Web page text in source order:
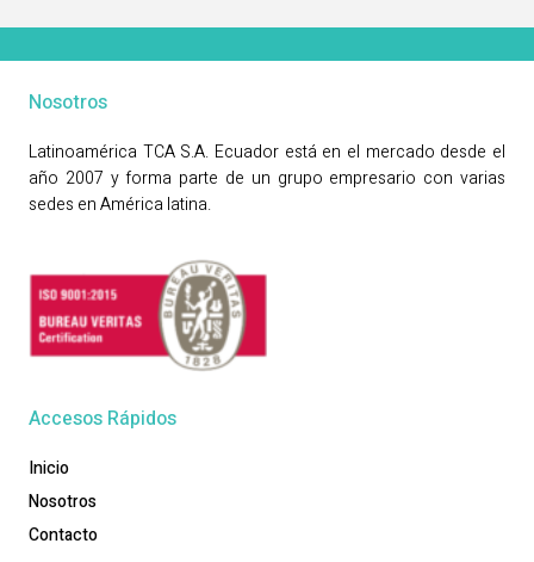
Nosotros
Latinoamérica TCA S.A. Ecuador está en el mercado desde el
año 2007 y forma parte de un grupo empresario con varias
sedes en América latina.
Accesos Rápidos
Inicio
Nosotros
Contacto